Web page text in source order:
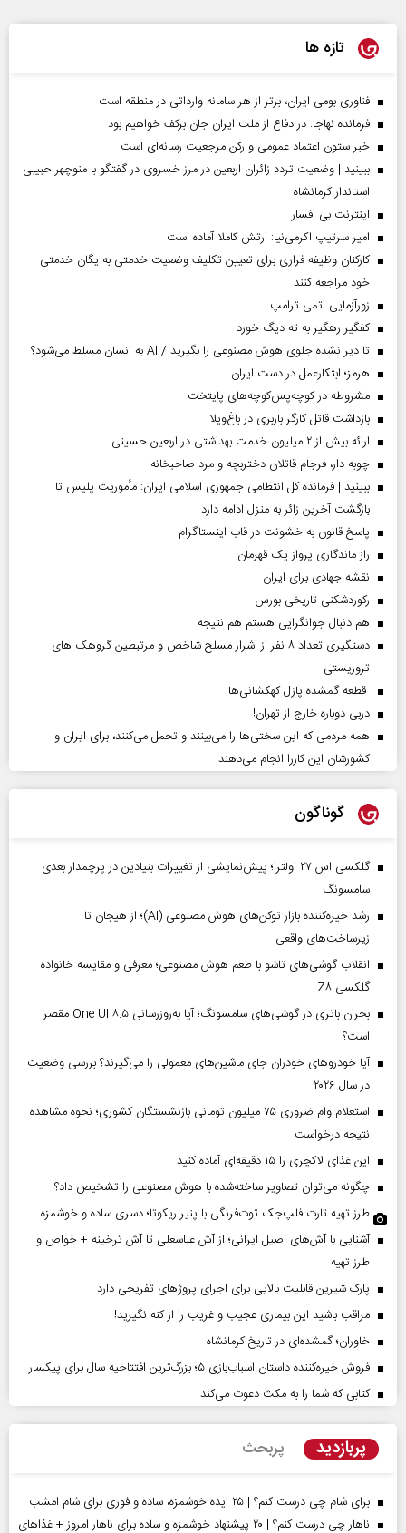
تازه ها
فناوری بومی ایران، برتر از هر سامانه وارداتی در منطقه است
فرمانده نهاجا: در دفاع از ملت ایران جان برکف خواهیم بود
خبر ستون اعتماد عمومی و رکن مرجعیت رسانه‌ای است
ببینید | وضعیت تردد زائران اربعین در مرز خسروی در گفتگو با منوچهر حبیبی
استاندار کرمانشاه
اینترنت بی افسار
امیر سرتیپ اکرمی‌نیا: ارتش کاملا آماده است
کارکنان وظیفه فراری برای تعیین تکلیف وضعیت خدمتی به یگان خدمتی
خود مراجعه کنند
زورآزمایی اتمی ترامپ
کفگیر رهگیر به ته دیگ خورد
تا دیر نشده جلوی هوش مصنوعی را بگیرید / AI به انسان مسلط می‌شود؟
هرمز؛ ابتکارعمل در دست ایران
مشروطه در کوچه‌پس‌کوچه‌های پایتخت
بازداشت قاتل کارگر باربری در باغ‌ویلا
ارائه بیش از ۲ میلیون خدمت بهداشتی در اربعین حسینی
چوبه دار، فرجام قاتلان دختربچه و مرد صاحبخانه
ببینید | فرمانده کل انتظامی جمهوری اسلامی ایران­: مأموریت پلیس تا
بازگشت آخرین زائر به منزل ادامه دارد
پاسخ قانون به خشونت در قاب اینستاگرام
راز ماندگاری پرواز یک قهرمان
نقشه جهادی برای ایران
رکوردشکنی تاریخی بورس
هم دنبال جوانگرایی هستم هم نتیجه
دستگیری تعداد ۸ نفر از اشرار مسلح شاخص و مرتبطین گروهک های
تروریستی
قطعه گمشده پازل کهکشانی‌ها
دربی دوباره خارج از تهران!
همه مردمی که این سختی‌ها را می‌بینند و تحمل می‌کنند، برای ایران و
کشورشان این کاررا انجام می‌دهند
گوناگون
گلکسی اس ۲۷ اولترا؛ پیش‌نمایشی از تغییرات بنیادین در پرچمدار بعدی
سامسونگ
رشد خیره‌کننده بازار توکن‌های هوش مصنوعی (AI)؛ از هیجان تا
زیرساخت‌های واقعی
انقلاب گوشی‌های تاشو‌ با طعم هوش مصنوعی؛ معرفی و مقایسه خانواده
گلکسی Z۸
بحران باتری در گوشی‌های سامسونگ؛ آیا به‌روزرسانی One UI ۸.۵ مقصر
است؟
آیا خودروهای خودران جای ماشین‌های معمولی را می‌گیرند؟ بررسی وضعیت
در سال ۲۰۲۶
استعلام وام ضروری ۷۵ میلیون تومانی بازنشستگان کشوری؛ نحوه مشاهده
نتیجه درخواست
این غذای لاکچری را ۱۵ دقیقه‌ای آماده کنید
چگونه می‌توان تصاویر ساخته‌شده با هوش مصنوعی را تشخیص داد؟
طرز تهیه تارت فلپ‌جک توت‌فرنگی با پنیر ریکوتا؛ دسری ساده و خوشمزه
آشنایی با آش‌های اصیل ایرانی؛ از آش عباسعلی تا آش ترخینه + خواص و
طرز تهیه
پارک شیرین قابلیت‌ بالایی برای اجرای پروژهای تفریحی دارد
مراقب باشید این بیماری عجیب و غریب را از کنه نگیرید!
خاوران؛ گمشده‌ای در تاریخ کرمانشاه
فروش خیره‌کننده داستان اسباب‌بازی ۵؛ بزرگ‌ترین افتتاحیه سال برای پیکسار
کتابی که شما را به مکث دعوت می‌کند
پربازدید پربحث
برای شام چی درست کنم؟ | ۲۵ ایده خوشمزه، ساده و فوری برای شام امشب
ناهار چی درست کنم؟ | ۲۰ پیشنهاد خوشمزه و ساده برای ناهار امروز + غذاهای